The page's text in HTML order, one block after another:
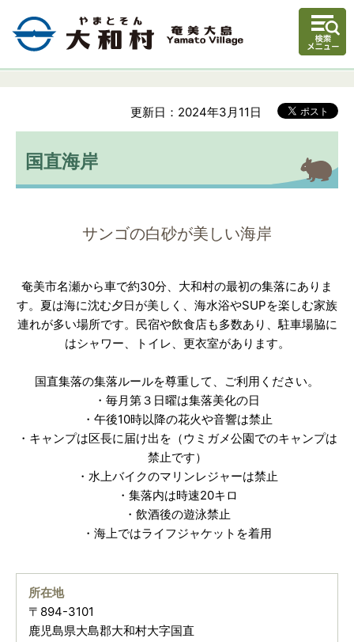
更新日：2024年3月11日
国直海岸
サンゴの白砂が美しい海岸
奄美市名瀬から車で約30分、大和村の最初の集落にありま
す。夏は海に沈む夕日が美しく、海水浴やSUPを楽しむ家族
連れが多い場所です。民宿や飲食店も多数あり、駐車場脇に
はシャワー、トイレ、更衣室があります。
国直集落の集落ルールを尊重して、ご利用ください。
・毎月第３日曜は集落美化の日
・午後10時以降の花火や音響は禁止
・キャンプは区長に届け出を（ウミガメ公園でのキャンプは
禁止です）
・水上バイクのマリンレジャーは禁止
・集落内は時速20キロ
・飲酒後の遊泳禁止
・海上ではライフジャケットを着用
所在地
〒894-3101
鹿児島県大島郡大和村大字国直